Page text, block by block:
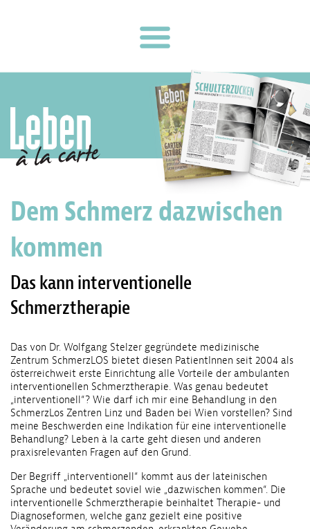
Dem Schmerz dazwischen
kommen
Das kann interventionelle
Schmerztherapie
Das von Dr. Wolfgang Stelzer gegründete medizinische
Zentrum SchmerzLOS bietet diesen PatientInnen seit 2004 als
österreichweit erste Einrichtung alle Vorteile der ambulanten
interventionellen Schmerztherapie. Was genau bedeutet
„interventionell“? Wie darf ich mir eine Behandlung in den
SchmerzLos Zentren Linz und Baden bei Wien vorstellen? Sind
meine Beschwerden eine Indikation für eine interventionelle
Behandlung? Leben à la carte geht diesen und anderen
praxisrelevanten Fragen auf den Grund.
Der Begriff „interventionell“ kommt aus der lateinischen
Sprache und bedeutet soviel wie „dazwischen kommen“. Die
interventionelle Schmerztherapie beinhaltet Therapie- und
Diagnoseformen, welche ganz gezielt eine positive